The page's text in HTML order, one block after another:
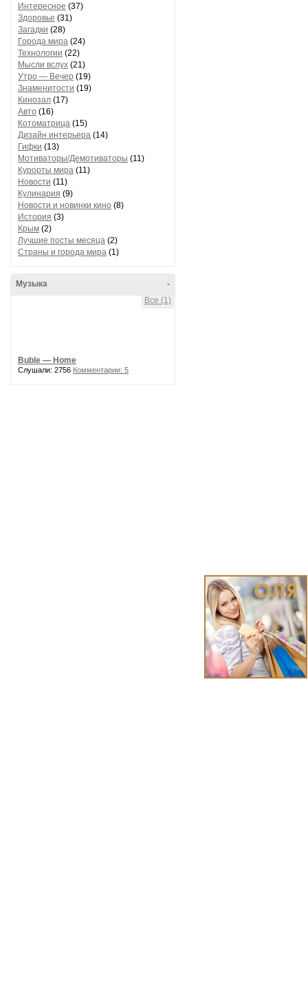
Интересное (37)
Здоровье (31)
Загадки (28)
Города мира (24)
Технологии (22)
Мысли вслух (21)
Утро — Вечер (19)
Знаменитости (19)
Кинозал (17)
Авто (16)
Котоматрица (15)
Дизайн интерьера (14)
Гифки (13)
Мотиваторы/Демотиваторы (11)
Курорты мира (11)
Новости (11)
Кулинария (9)
Новости и новинки кино (8)
История (3)
Крым (2)
Лучшие посты месяца (2)
Страны и города мира (1)
-
Музыка
Все (1)
Buble — Home
Слушали: 2756 Комментарии: 5